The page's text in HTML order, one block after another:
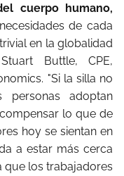
cuerpo humano,
de cada
trivial en la globalidad
Buttle, CPE,
"Si la silla no
adoptan
lo que de
hoy se sientan en
a estar más cerca
que los trabajadores